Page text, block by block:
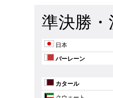
準決勝・
日本
バーレーン
カタール